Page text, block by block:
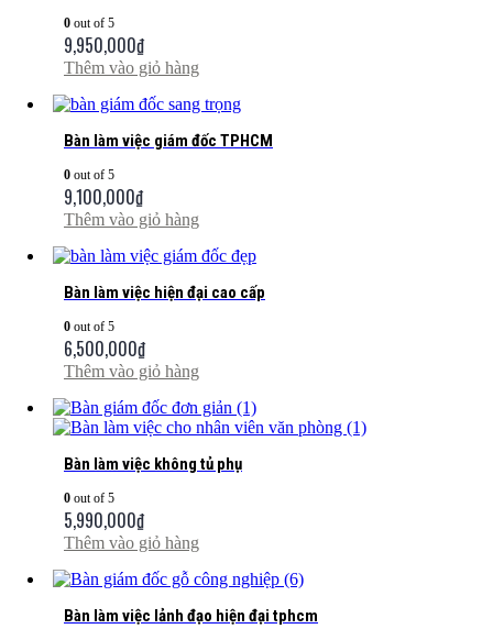
0 out of 5
9,950,000₫
Thêm vào giỏ hàng
Bàn làm việc giám đốc TPHCM
0 out of 5
9,100,000₫
Thêm vào giỏ hàng
Bàn làm việc hiện đại cao cấp
0 out of 5
6,500,000₫
Thêm vào giỏ hàng
Bàn làm việc không tủ phụ
0 out of 5
5,990,000₫
Thêm vào giỏ hàng
Bàn làm việc lảnh đạo hiện đại tphcm